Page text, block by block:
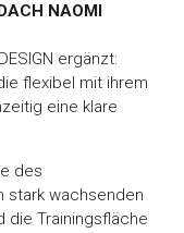
NAOMI
ergänzt:
flexibel mit ihrem
eine klare
des
stark wachsenden
die Trainingsfläche